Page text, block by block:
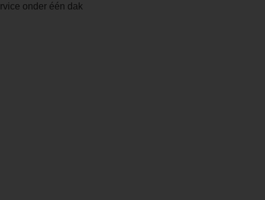
onder één dak